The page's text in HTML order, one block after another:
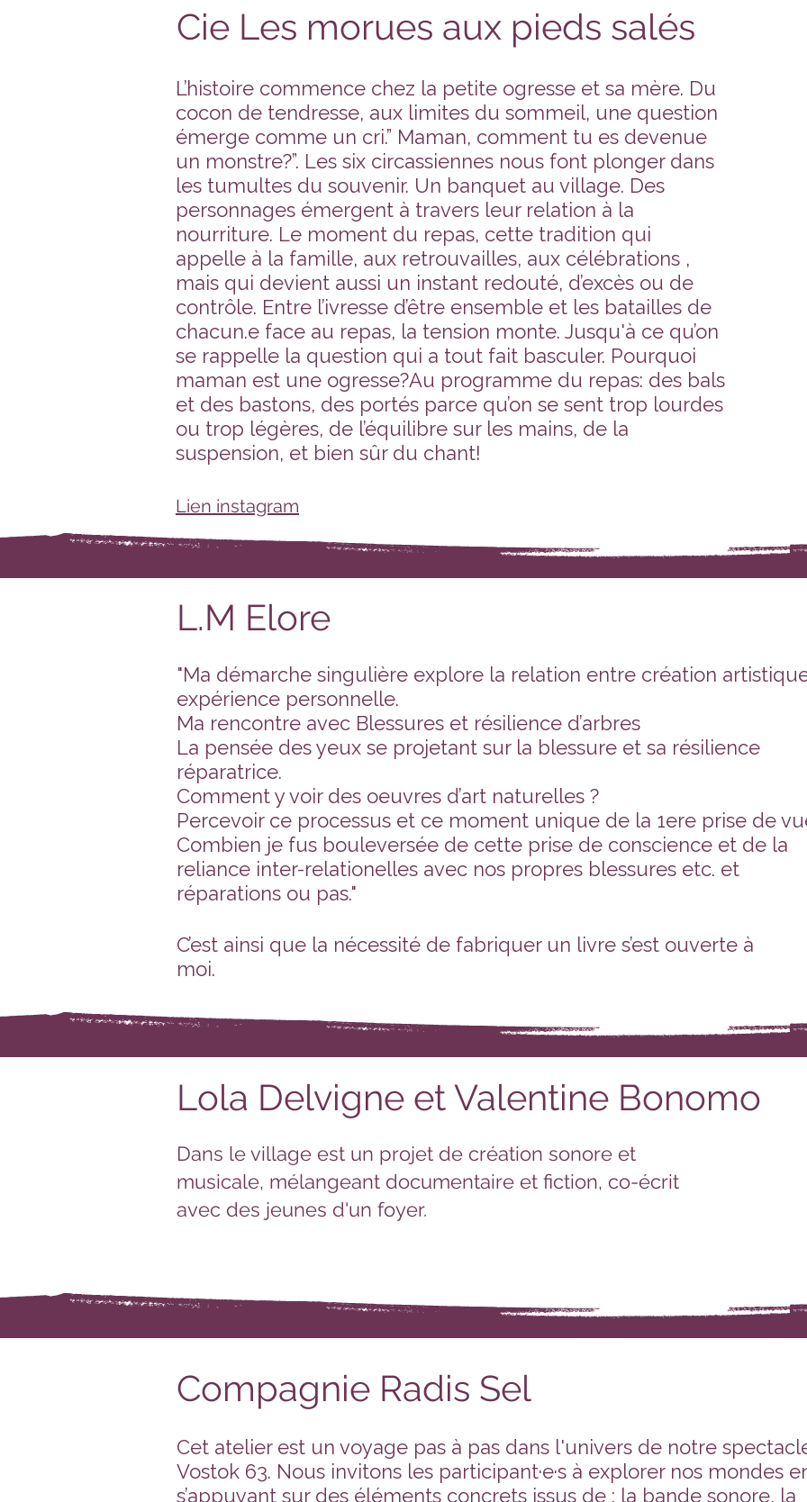
Cie Les morues aux pieds salés
L’histoire commence chez la petite ogresse et sa mère. Du
cocon de tendresse, aux limites du sommeil, une question
émerge comme un cri.” Maman, comment tu es devenue
un monstre?”. Les six circassiennes nous font plonger dans
les tumultes du souvenir. Un banquet au village. Des
personnages émergent à travers leur relation à la
nourriture. Le moment du repas, cette tradition qui
appelle à la famille, aux retrouvailles, aux célébrations ,
mais qui devient aussi un instant redouté, d’excès ou de
contrôle. Entre l’ivresse d’être ensemble et les batailles de
chacun.e face au repas, la tension monte. Jusqu'à ce qu’on
se rappelle la question qui a tout fait basculer. Pourquoi
maman est une ogresse?Au programme du repas: des bals
et des bastons, des portés parce qu’on se sent trop lourdes
ou trop légères, de l’équilibre sur les mains, de la
suspension, et bien sûr du chant!
Lien instagram
L.M Elore
"Ma démarche singulière explore la relation entre création
expérience personnelle.
Ma rencontre avec Blessures et résilience d’arbres
La pensée des yeux se projetant sur la blessure et sa résilience
réparatrice.
Comment y voir des oeuvres d’art naturelles ?
Percevoir ce processus et ce moment unique de la 1ere prise de
Combien je fus bouleversée de cette prise de conscience et de la
reliance inter-relationelles avec nos propres blessures etc. et
réparations ou pas."
C’est ainsi que la nécessité de fabriquer un livre s’est ouverte à
moi.
Lola Delvigne et Valentine Bonomo
Dans le village est un projet de création sonore et
musicale, mélangeant documentaire et fiction, co-écrit
avec des jeunes d'un foyer.
Compagnie Radis Sel
Cet atelier est un voyage pas à pas dans l'univers de notre
Vostok 63. Nous invitons les participant·e·s à explorer nos mondes
s’appuyant sur des éléments concrets issus de : la bande sonore, la